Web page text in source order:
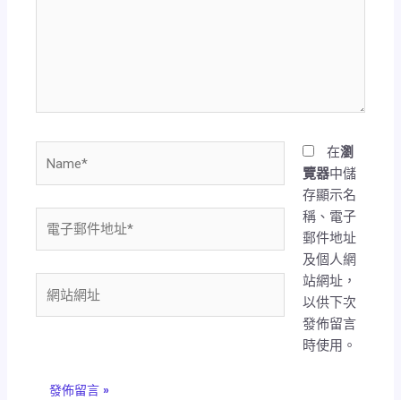
子
地
站
在瀏
覽器中儲
存顯示名
稱、電子
郵件地址
及個人網
站網址，
以供下次
發佈留言
時使用。